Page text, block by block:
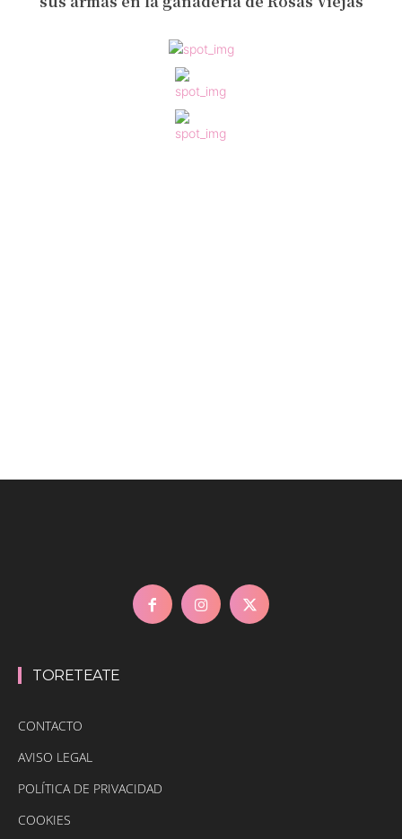
TORETEATE
CONTACTO
AVISO LEGAL
POLÍTICA DE PRIVACIDAD
COOKIES